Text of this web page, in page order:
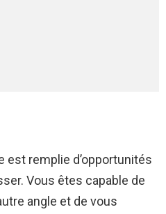
est remplie d’opportunités
Vous êtes capable de
angle et de vous